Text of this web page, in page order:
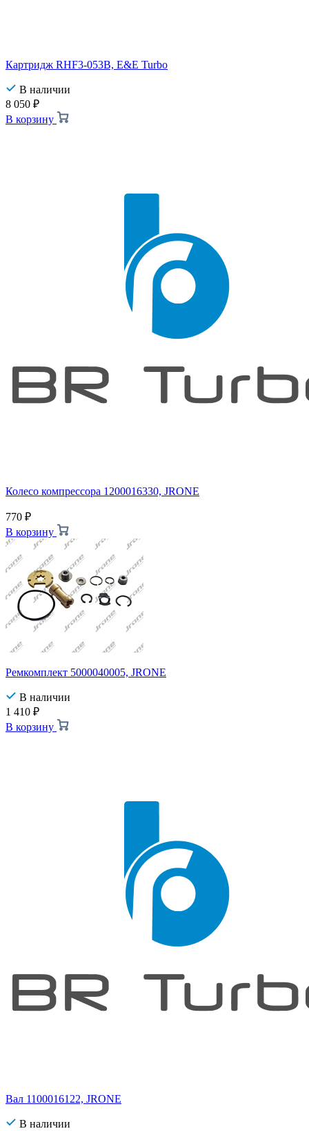
Картридж RHF3-053B, E&E Turbo
В наличии
8 050 ₽
В корзину
Колесо компрессора 1200016330, JRONE
770 ₽
В корзину
Ремкомплект 5000040005, JRONE
В наличии
1 410 ₽
В корзину
Вал 1100016122, JRONE
В наличии